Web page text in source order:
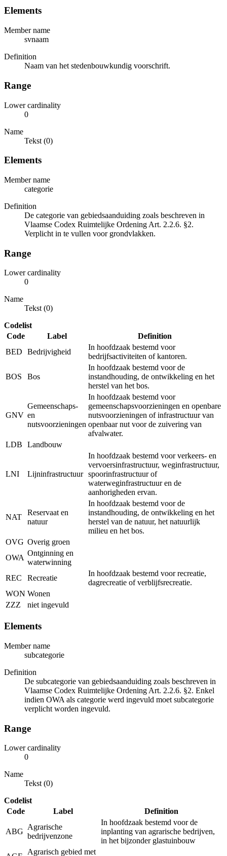
Elements
Member name
svnaam
Definition
Naam van het stedenbouwkundig voorschrift.
Range
Lower cardinality
0
Name
Tekst (0)
Elements
Member name
categorie
Definition
De categorie van gebiedsaanduiding zoals beschreven in
Vlaamse Codex Ruimtelijke Ordening Art. 2.2.6. §2.
Verplicht in te vullen voor grondvlakken.
Range
Lower cardinality
0
Name
Tekst (0)
Codelist
Code
Label
Definition
BED
Bedrijvigheid
In hoofdzaak bestemd voor
bedrijfsactiviteiten of kantoren.
BOS Bos
In hoofdzaak bestemd voor de
instandhouding, de ontwikkeling en het
herstel van het bos.
GNV
Gemeenschaps-
en
nutsvoorzieningen
In hoofdzaak bestemd voor
gemeenschapsvoorzieningen en openbare
nutsvoorzieningen of infrastructuur van
openbaar nut voor de zuivering van
afvalwater.
LDB
Landbouw
LNI Lijninfrastructuur
In hoofdzaak bestemd voor verkeers- en
vervoersinfrastructuur, weginfrastructuur,
spoorinfrastructuur of
waterweginfrastructuur en de
aanhorigheden ervan.
NAT
Reservaat en
natuur
In hoofdzaak bestemd voor de
instandhouding, de ontwikkeling en het
herstel van de natuur, het natuurlijk
milieu en het bos.
OVG Overig groen
OWA
Ontginning en
waterwinning
REC
Recreatie
In hoofdzaak bestemd voor recreatie,
dagrecreatie of verblijfsrecreatie.
WON Wonen
ZZZ
niet ingevuld
Elements
Member name
subcategorie
Definition
De subcategorie van gebiedsaanduiding zoals beschreven in
Vlaamse Codex Ruimtelijke Ordening Art. 2.2.6. §2. Enkel
indien OWA als categorie werd ingevuld moet subcategorie
verplicht worden ingevuld.
Range
Lower cardinality
0
Name
Tekst (0)
Codelist
Code
Label Definition
ABG
Agrarische
bedrijvenzone
In hoofdzaak bestemd voor de
inplanting van agrarische bedrijven,
in het bijzonder glastuinbouw
Agrarisch gebied met